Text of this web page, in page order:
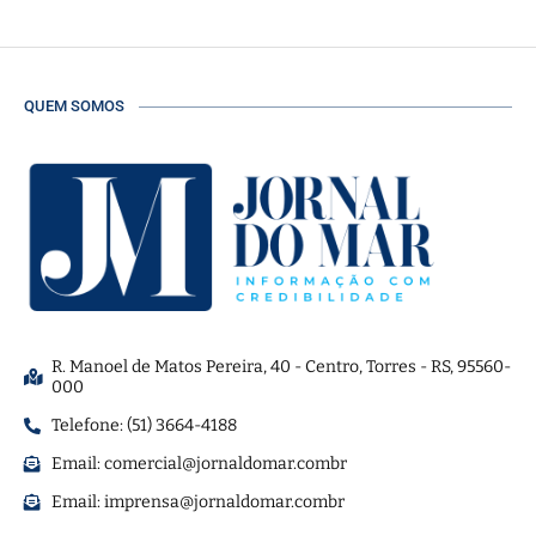
QUEM SOMOS
R. Manoel de Matos Pereira, 40 - Centro, Torres - RS, 95560-
000
Telefone: (51) 3664-4188
Email:comercial@jornaldomar.combr
Email:imprensa@jornaldomar.combr